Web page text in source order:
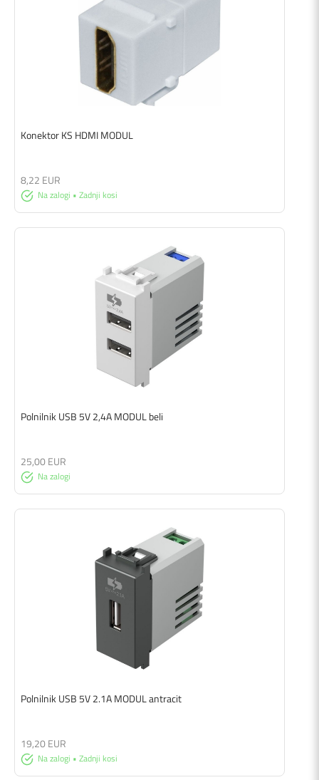
Konektor KS HDMI MODUL
Na zalogi • Zadnji kosi
8,22 EUR
Polnilnik USB 5V 2,4A MODUL beli
Na zalogi
25,00 EUR
Polnilnik USB 5V 2.1A MODUL antracit
Na zalogi • Zadnji kosi
19,20 EUR